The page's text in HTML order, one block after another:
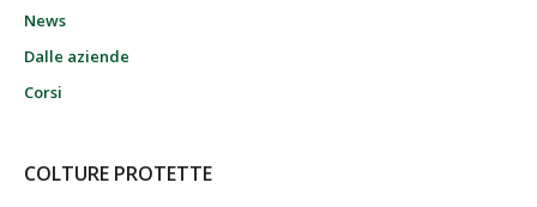
News
Dalle aziende
Corsi
COLTURE PROTETTE